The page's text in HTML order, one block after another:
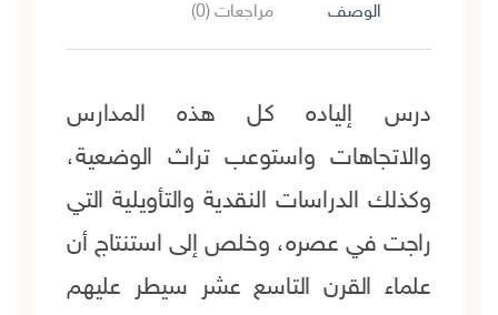
الوصف مراجعات (0)
درس إلياده كل هذه المدارس
والاتجاهات واستوعب تراث الوضعية،
وكذلك الدراسات النقدية والتأويلية التي
راجت في عصره، وخلص إلى استنتاج أن
علماء القرن التاسع عشر سيطر عليهم